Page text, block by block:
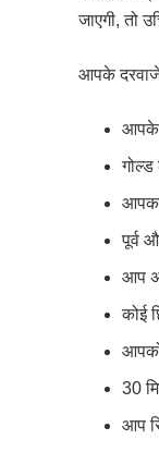
जाएगी, तो
आपके दरवाजे
आपके
आपका
पूर्व
आप
कोई
30
आप